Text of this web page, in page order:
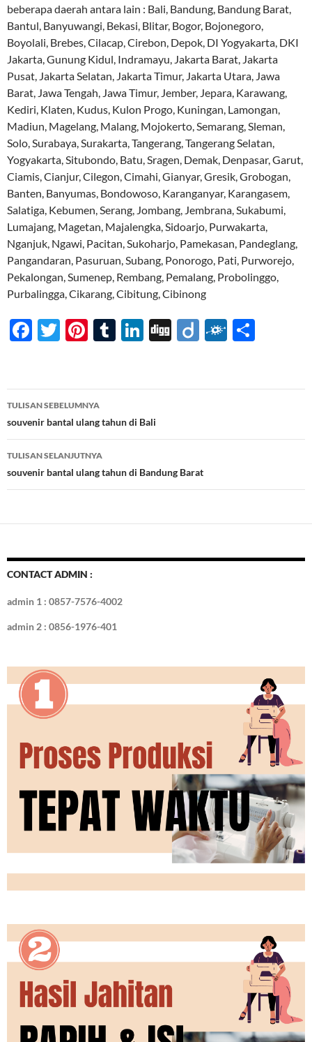
beberapa daerah antara lain : Bali, Bandung, Bandung Barat,
Bantul, Banyuwangi, Bekasi, Blitar, Bogor, Bojonegoro,
Boyolali, Brebes, Cilacap, Cirebon, Depok, DI Yogyakarta, DKI
Jakarta, Gunung Kidul, Indramayu, Jakarta Barat, Jakarta
Pusat, Jakarta Selatan, Jakarta Timur, Jakarta Utara, Jawa
Barat, Jawa Tengah, Jawa Timur, Jember, Jepara, Karawang,
Kediri, Klaten, Kudus, Kulon Progo, Kuningan, Lamongan,
Madiun, Magelang, Malang, Mojokerto, Semarang, Sleman,
Solo, Surabaya, Surakarta, Tangerang, Tangerang Selatan,
Yogyakarta, Situbondo, Batu, Sragen, Demak, Denpasar, Garut,
Ciamis, Cianjur, Cilegon, Cimahi, Gianyar, Gresik, Grobogan,
Banten, Banyumas, Bondowoso, Karanganyar, Karangasem,
Salatiga, Kebumen, Serang, Jombang, Jembrana, Sukabumi,
Lumajang, Magetan, Majalengka, Sidoarjo, Purwakarta,
Nganjuk, Ngawi, Pacitan, Sukoharjo, Pamekasan, Pandeglang,
Pangandaran, Pasuruan, Subang, Ponorogo, Pati, Purworejo,
Pekalongan, Sumenep, Rembang, Pemalang, Probolinggo,
Purbalingga, Cikarang, Cibitung, Cibinong
F
b
o
o
k
T
er
Pi
es
t
T
bl
r
Li
e
dI
n
Di Di F
d e
Navigasi
Tulisan
TULISAN SEBELUMNYA
souvenir bantal ulang tahun di Bali
TULISAN SELANJUTNYA
souvenir bantal ulang tahun di Bandung Barat
CONTACT ADMIN :
admin 1 : 0857-7576-4002
admin 2 : 0856-1976-401